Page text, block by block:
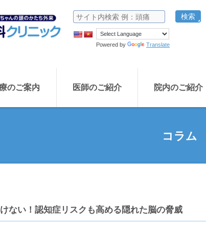
Powered by Translate
のご案内 医師のご紹介 院内のご紹介
コラム
ない！認知症リスクも高める隠れた脳の脅威